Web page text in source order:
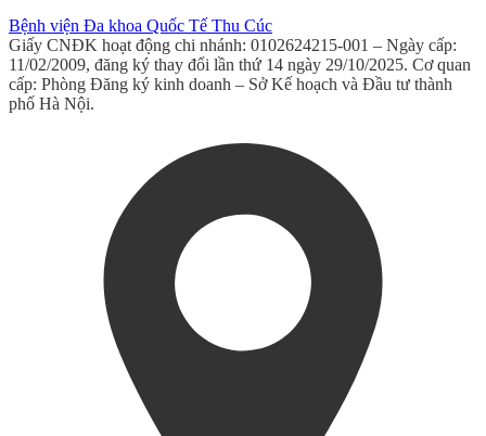
Bệnh viện Đa khoa Quốc Tế Thu Cúc
Giấy CNĐK hoạt động chi nhánh: 0102624215-001 – Ngày cấp:
11/02/2009, đăng ký thay đổi lần thứ 14 ngày 29/10/2025. Cơ quan
cấp: Phòng Đăng ký kinh doanh – Sở Kế hoạch và Đầu tư thành
phố Hà Nội.